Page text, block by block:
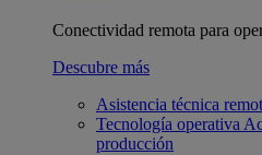
Conectividad remota para
Descubre más
Asistencia técnica
Tecnología operativa
producción